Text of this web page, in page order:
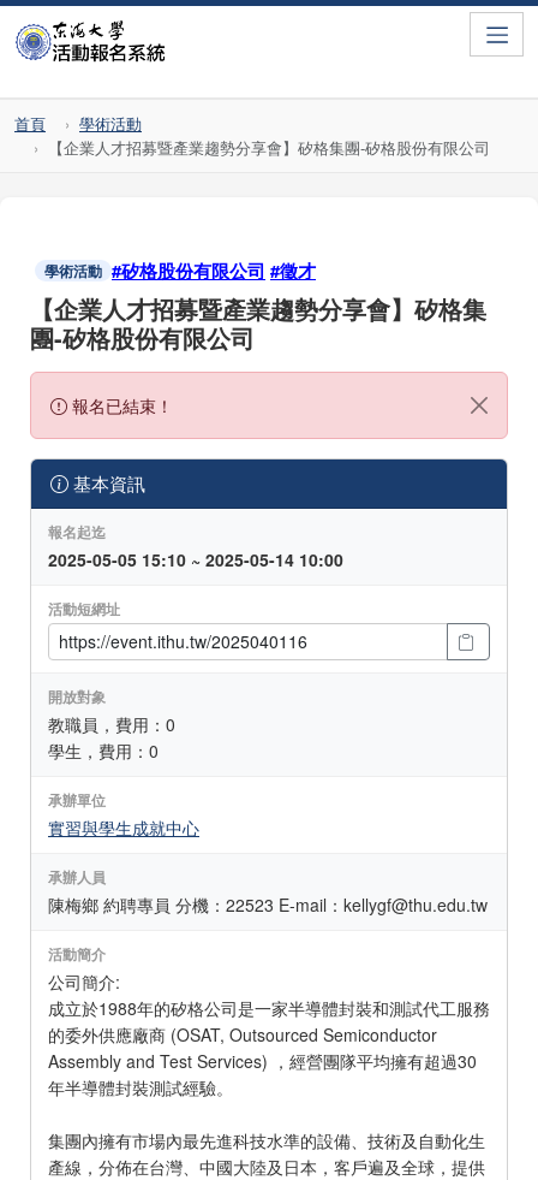
首頁
學術活動
【企業人才招募暨產業趨勢分享會】矽格集團-矽格股份有限公司
學術活動 #矽格股份有限公司 #徵才
【企業人才招募暨產業趨勢分享會】矽格集
團-矽格股份有限公司
報名已結束！
基本資訊
報名起迄
2025-05-05 15:10 ~ 2025-05-14 10:00
活動短網址
開放對象
教職員，費用：0
學生，費用：0
承辦單位
實習與學生成就中心
承辦人員
陳梅鄉 約聘專員 分機：22523 E-mail：kellygf@thu.edu.tw
活動簡介
公司簡介:
成立於1988年的矽格公司是一家半導體封裝和測試代工服務
的委外供應廠商 (OSAT, Outsourced Semiconductor
Assembly and Test Services) ，經營團隊平均擁有超過30
年半導體封裝測試經驗。
集團內擁有市場內最先進科技水準的設備、技術及自動化生
產線，分佈在台灣、中國大陸及日本，客戶遍及全球，提供